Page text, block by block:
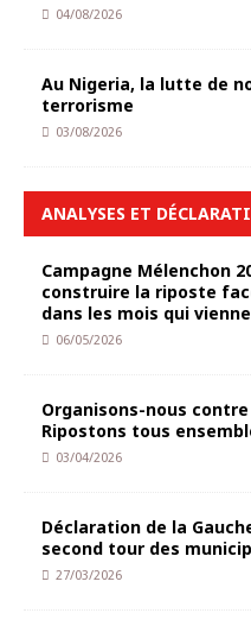
04/08/2026
Au Nigeria, la lutte de
terrorisme
03/08/2026
ANALYSES ET
Campagne Mélenchon
construire la riposte
dans les mois qui
06/05/2026
Organisons-nous
Ripostons tous
03/04/2026
Déclaration de la
second tour des
27/03/2026